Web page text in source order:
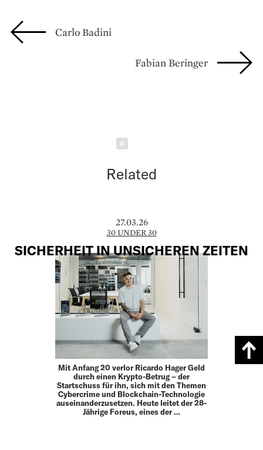
Carlo Badini
Fabian Beringer
Related
27.03.26
30 UNDER 30
SICHERHEIT IN UNSICHEREN ZEITEN
Mit Anfang 20 verlor Ricardo Hager Geld
durch einen Krypto-Betrug – der
Startschuss für ihn, sich mit den Themen
Cybercrime und Blockchain-Technologie
auseinanderzusetzen. Heute leitet der 28-
Jährige Foreus, eines der …